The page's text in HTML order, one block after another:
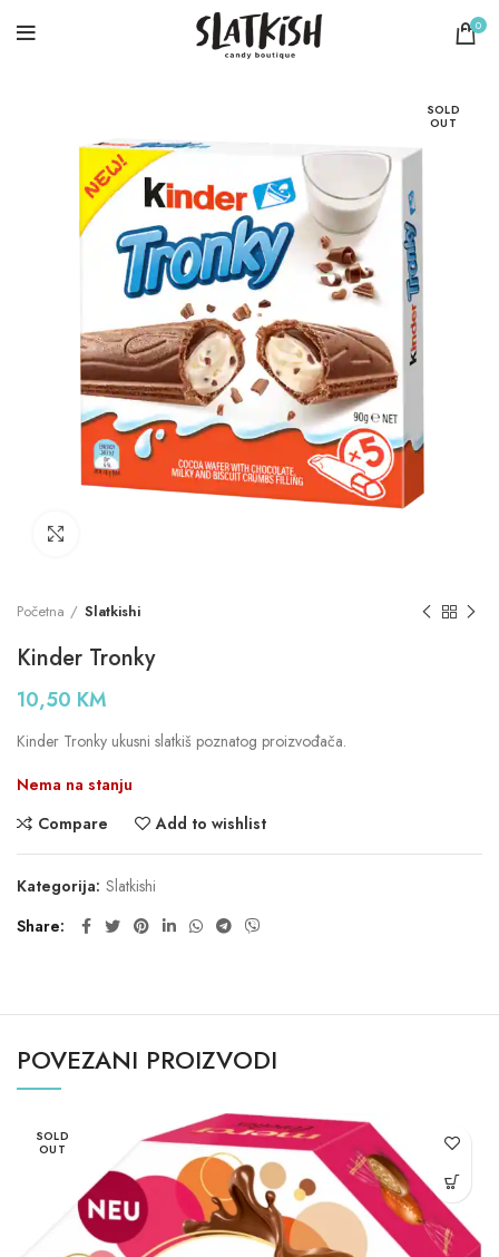
0
SOLD
OUT
Početna Slatkishi
Kinder Tronky
10,50 KM
Kinder Tronky ukusni slatkiš poznatog proizvođača.
Nema na stanju
Compare
Add to wishlist
Kategorija: Slatkishi
Share
POVEZANI PROIZVODI
SOLD
OUT